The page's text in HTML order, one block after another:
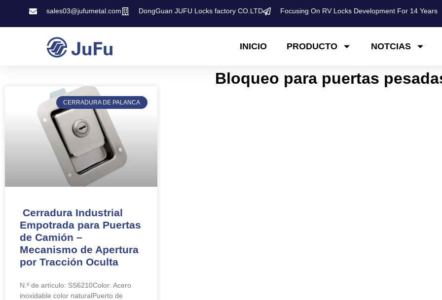
sales03@jufumetal.com DongGuan JUFU Locks factory CO.LTD Focusing On RV Locks Development For 14 Years
INICIO PRODUCTO NOTCIAS
Bloqueo para puertas
CERRADURA DE PALANCA
Cerradura Industrial
Empotrada para Puertas
de Camión –
Mecanismo de Apertura
por Tracción Oculta
N.º de artículo: SS6210Color: Acero
inoxidable color naturalPuerto de